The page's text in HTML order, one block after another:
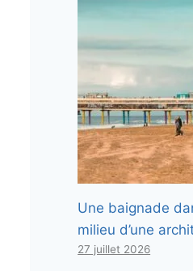
Une baignade
milieu d’une
27 juillet 2026